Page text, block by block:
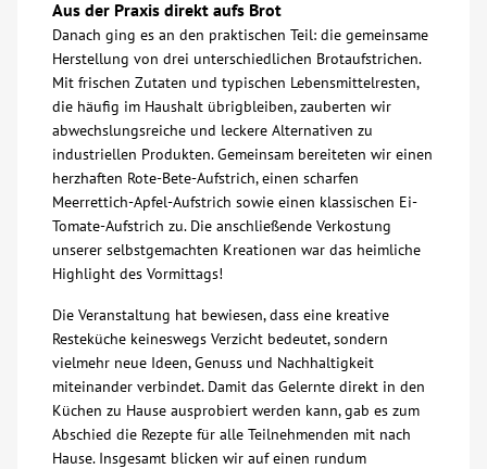
Aus der Praxis direkt aufs Brot
Danach ging es an den praktischen Teil: die gemeinsame
Herstellung von drei unterschiedlichen Brotaufstrichen.
Mit frischen Zutaten und typischen Lebensmittelresten,
die häufig im Haushalt übrigbleiben, zauberten wir
abwechslungsreiche und leckere Alternativen zu
industriellen Produkten. Gemeinsam bereiteten wir einen
herzhaften Rote-Bete-Aufstrich, einen scharfen
Meerrettich-Apfel-Aufstrich sowie einen klassischen Ei-
Tomate-Aufstrich zu. Die anschließende Verkostung
unserer selbstgemachten Kreationen war das heimliche
Highlight des Vormittags!
Die Veranstaltung hat bewiesen, dass eine kreative
Resteküche keineswegs Verzicht bedeutet, sondern
vielmehr neue Ideen, Genuss und Nachhaltigkeit
miteinander verbindet. Damit das Gelernte direkt in den
Küchen zu Hause ausprobiert werden kann, gab es zum
Abschied die Rezepte für alle Teilnehmenden mit nach
Hause. Insgesamt blicken wir auf einen rundum